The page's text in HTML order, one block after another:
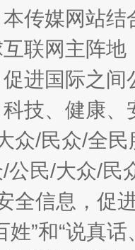
传媒网站
联网主阵
进国际之
技、健康
众/民众/全
公民/大众/民
全信息，促
姓”和“说真